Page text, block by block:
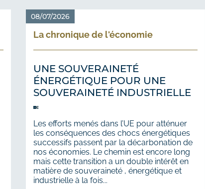
08/07/2026
La chronique de l'économie
UNE SOUVERAINETÉ
ÉNERGÉTIQUE POUR UNE
SOUVERAINETÉ INDUSTRIELLE
Les efforts menés dans l’UE pour atténuer
les conséquences des chocs énergétiques
successifs passent par la décarbonation de
nos économies. Le chemin est encore long
mais cette transition a un double intérêt en
matière de souveraineté , énergétique et
industrielle à la fois...